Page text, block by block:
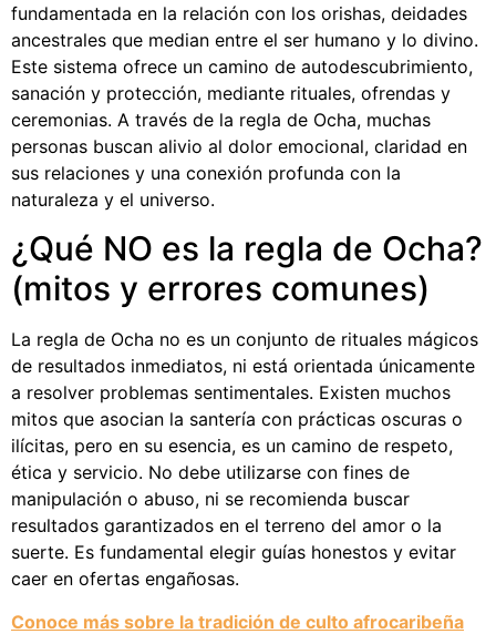
fundamentada en la relación con los orishas, deidades
ancestrales que median entre el ser humano y lo divino.
Este sistema ofrece un camino de autodescubrimiento,
sanación y protección, mediante rituales, ofrendas y
ceremonias. A través de la regla de Ocha, muchas
personas buscan alivio al dolor emocional, claridad en
sus relaciones y una conexión profunda con la
naturaleza y el universo.
¿Qué NO es la regla de Ocha?
(mitos y errores comunes)
La regla de Ocha no es un conjunto de rituales mágicos
de resultados inmediatos, ni está orientada únicamente
a resolver problemas sentimentales. Existen muchos
mitos que asocian la santería con prácticas oscuras o
ilícitas, pero en su esencia, es un camino de respeto,
ética y servicio. No debe utilizarse con fines de
manipulación o abuso, ni se recomienda buscar
resultados garantizados en el terreno del amor o la
suerte. Es fundamental elegir guías honestos y evitar
caer en ofertas engañosas.
Conoce más sobre la tradición de culto afrocaribeña